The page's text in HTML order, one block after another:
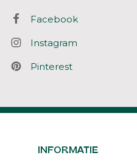
Facebook
Instagram
Pinterest
INFORMATIE